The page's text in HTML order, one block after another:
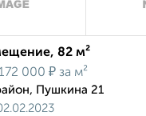
82 м²
172 000 ₽ за м²
Пушкина 21